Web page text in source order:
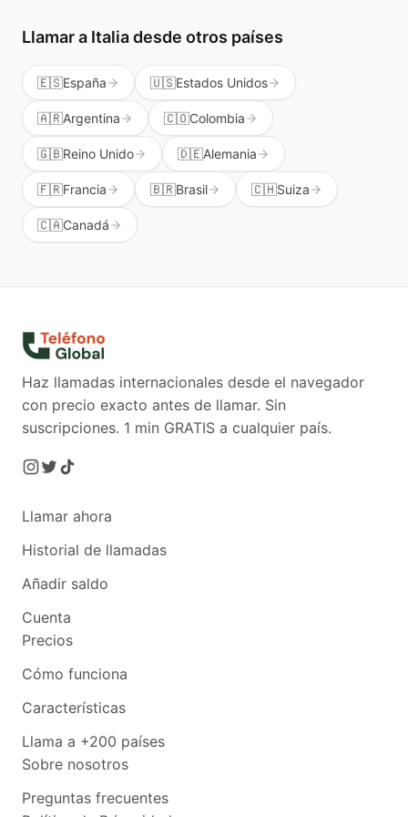
Llamar a Italiadesde otros países
🇪🇸España 🇺🇸Estados Unidos
🇦🇷Argentina 🇨🇴Colombia
🇬🇧Reino Unido 🇩🇪Alemania
🇫🇷Francia 🇧🇷Brasil 🇨🇭Suiza
🇨🇦Canadá
Haz llamadas internacionales desde el navegador
con precio exacto antes de llamar. Sin
suscripciones. 1 min GRATIS a cualquier país.
Llamar ahora
Historial de llamadas
Añadir saldo
Cuenta
Precios
Cómo funciona
Características
Llama a +200 países
Sobre nosotros
Preguntas frecuentes